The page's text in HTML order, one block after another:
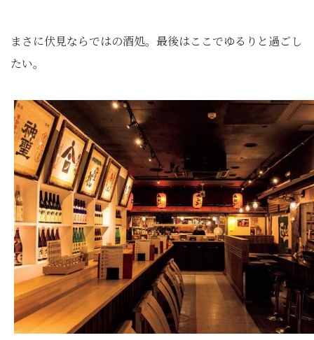
まさに伏見ならではの酒処。最後はここでゆるりと過ごし
たい。